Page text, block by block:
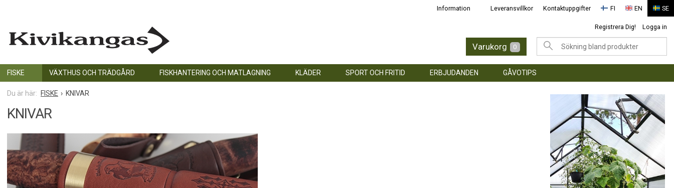
FI EN SE
Information Leveransvillkor Kontaktuppgifter
Registrera Dig! Logga in
Varukorg 0
FISKE VÄXTHUS OCH TRÄDGÅRD FISKHANTERING OCH MATLAGNING KLÄDER SPORT OCH FRITID ERBJUDANDEN GÅVOTIPS
FISKE KNIVAR
KNIVAR